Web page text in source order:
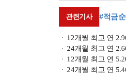
관련기사 #적금
12개월 최고 연
24개월 최고 연
12개월 최고 연
24개월 최고 연